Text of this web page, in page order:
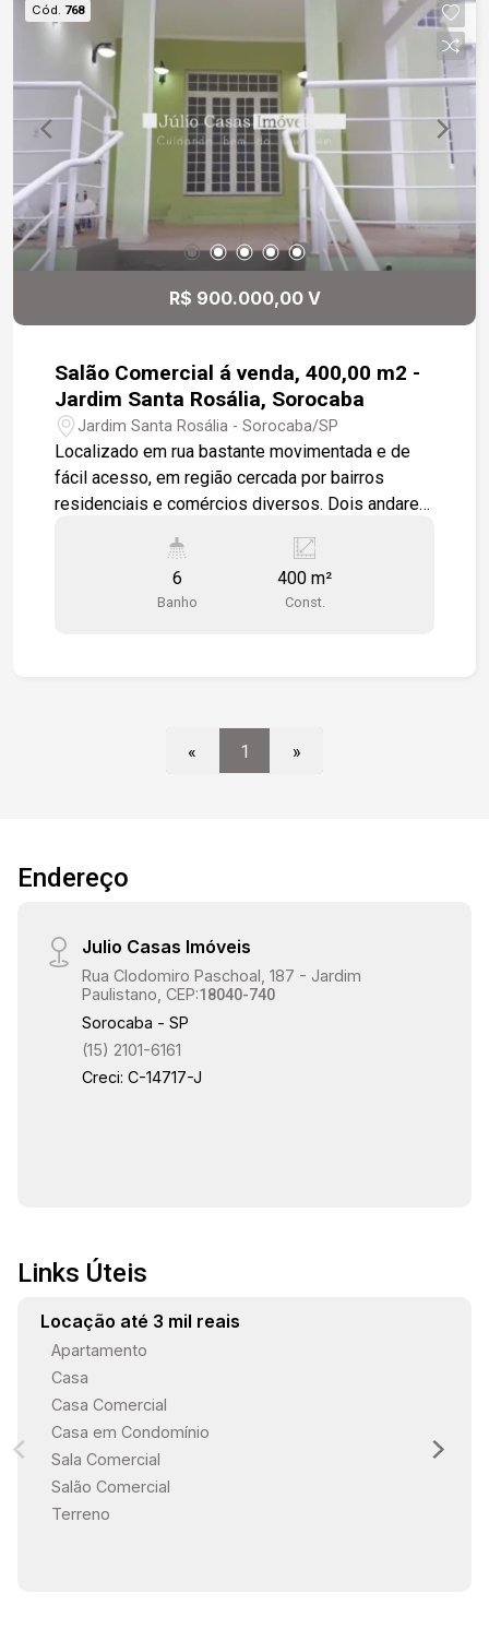
comércio em geral. Estamos à disposição para te
atender. Gostaria de saber mais informações ou
agendar uma visita?
Cód. 768
R$ 900.000,00 V
Salão Comercial á venda, 400,00 m2 -
Jardim Santa Rosália, Sorocaba
Jardim Santa Rosália - Sorocaba/SP
Localizado em rua bastante movimentada e de
fácil acesso, em região cercada por bairros
residenciais e comércios diversos. Dois andares
adaptados e subdivididos. Possui seis banheiros
sendo um deles acessível a PCD.
6
Banho
400 m²
Const.
« 1 »
Endereço
Julio Casas Imóveis
Rua Clodomiro Paschoal, 187 - Jardim
Paulistano, CEP:18040-740
Sorocaba - SP
(15) 2101-6161
Creci: C-14717-J
Links Úteis
Locação até 3 mil reais
Apartamento
Casa
Casa Comercial
Casa em Condomínio
Sala Comercial
Salão Comercial
Terreno